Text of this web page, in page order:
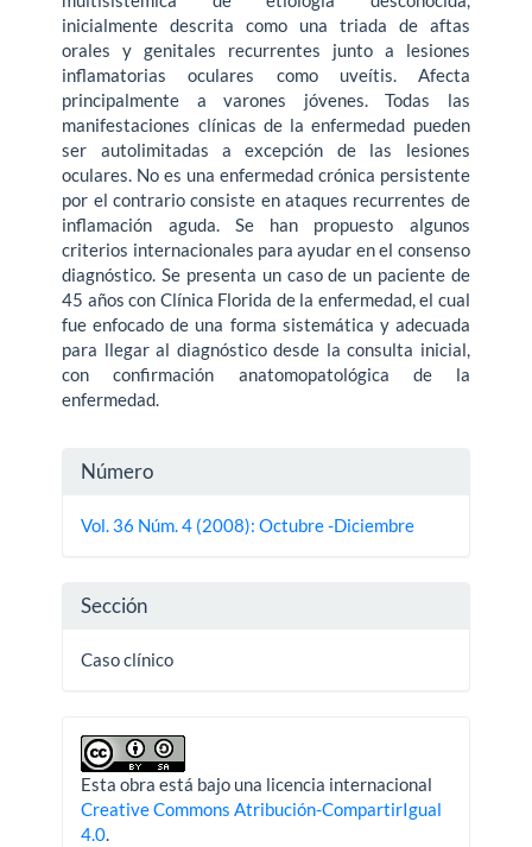
inicialmente descrita como una triada de aftas
orales y genitales recurrentes junto a lesiones
inflamatorias oculares como uveítis. Afecta
principalmente a varones jóvenes. Todas las
manifestaciones clínicas de la enfermedad pueden
ser autolimitadas a excepción de las lesiones
oculares. No es una enfermedad crónica persistente
por el contrario consiste en ataques recurrentes de
inflamación aguda. Se han propuesto algunos
criterios internacionales para ayudar en el consenso
diagnóstico. Se presenta un caso de un paciente de
45 años con Clínica Florida de la enfermedad, el cual
fue enfocado de una forma sistemática y adecuada
para llegar al diagnóstico desde la consulta inicial,
con confirmación anatomopatológica de la
enfermedad.
Detalles
del
Número
Vol. 36 Núm. 4 (2008): Octubre -Diciembre
Sección
Caso clínico
Esta obra está bajo una licencia internacional
Creative Commons Atribución-CompartirIgual
4.0.